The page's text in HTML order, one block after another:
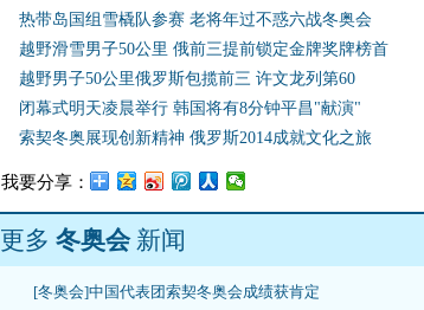
热带岛国组雪橇队参赛 老将年过不惑六战冬奥会
越野滑雪男子50公里 俄前三提前锁定金牌奖牌榜首
越野男子50公里俄罗斯包揽前三 许文龙列第60
闭幕式明天凌晨举行 韩国将有8分钟平昌"献演"
索契冬奥展现创新精神 俄罗斯2014成就文化之旅
我要分享：
更多 冬奥会新闻
[冬奥会]中国代表团索契冬奥会成绩获肯定